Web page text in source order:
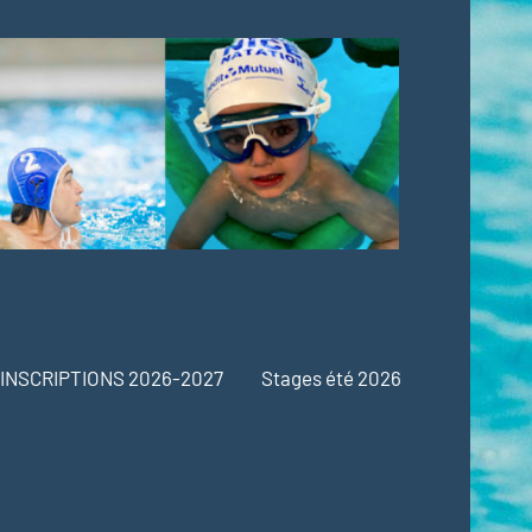
INSCRIPTIONS 2026-2027 Stages été 2026